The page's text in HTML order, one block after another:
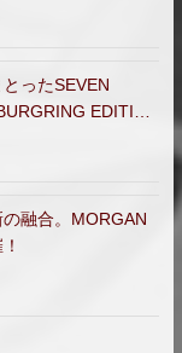
ったSEVEN
EDITION
融合。MORGAN